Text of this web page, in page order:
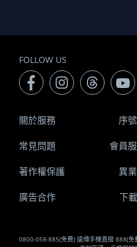
FOLLOW US
0800-058-885(免費) 遠傳手機直撥 888(
關於服務 序
常見問題 會員
著作權保護 異
廣告合作 下